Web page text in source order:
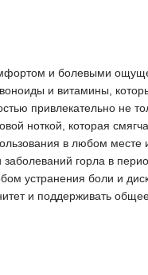
и болевыми
и витамины,
привлекательно не
ноткой, которая
в любом
заболеваний горла в
устранения боли и
и поддерживать